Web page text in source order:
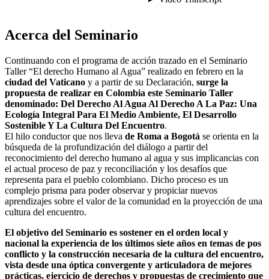
Acerca del Seminario
Continuando con el programa de acción trazado en el Seminario
Taller “El derecho Humano al Agua” realizado en febrero en la
ciudad del Vaticano y a partir de su Declaración, surge la
propuesta de realizar en Colombia este Seminario Taller
denominado: Del Derecho Al Agua Al Derecho A La Paz: Una
Ecología Integral Para El Medio Ambiente, El Desarrollo
Sostenible Y La Cultura Del Encuentro.
El hilo conductor que nos lleva de Roma a Bogotá se orienta en la
búsqueda de la profundización del diálogo a partir del
reconocimiento del derecho humano al agua y sus implicancias con
el actual proceso de paz y reconciliación y los desafíos que
representa para el pueblo colombiano. Dicho proceso es un
complejo prisma para poder observar y propiciar nuevos
aprendizajes sobre el valor de la comunidad en la proyección de una
cultura del encuentro.
El objetivo del Seminario es sostener en el orden local y
nacional la experiencia de los últimos siete años en temas de pos
conflicto y la construcción necesaria de la cultura del encuentro,
vista desde una óptica convergente y articuladora de mejores
prácticas, ejercicio de derechos y propuestas de crecimiento que